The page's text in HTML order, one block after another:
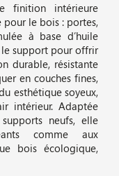
finition intérieure
le bois : portes,
à base d’huile
support pour offrir
durable, résistante
en couches fines,
esthétique soyeux,
intérieur. Adaptée
neufs, elle
comme aux
bois écologique,